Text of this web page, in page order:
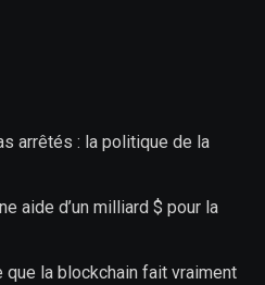
arrêtés : la politique de la
aide d’un milliard $ pour la
que la blockchain fait vraiment